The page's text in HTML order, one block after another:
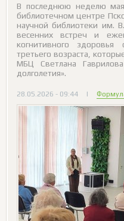
В последнюю неделю
библиотечном центре
научной библиотеки им.
весенних встреч и
когнитивного здоровья
третьего возраста,
МБЦ Светлана
долголетия».
28.05.2026 - 09:44 |